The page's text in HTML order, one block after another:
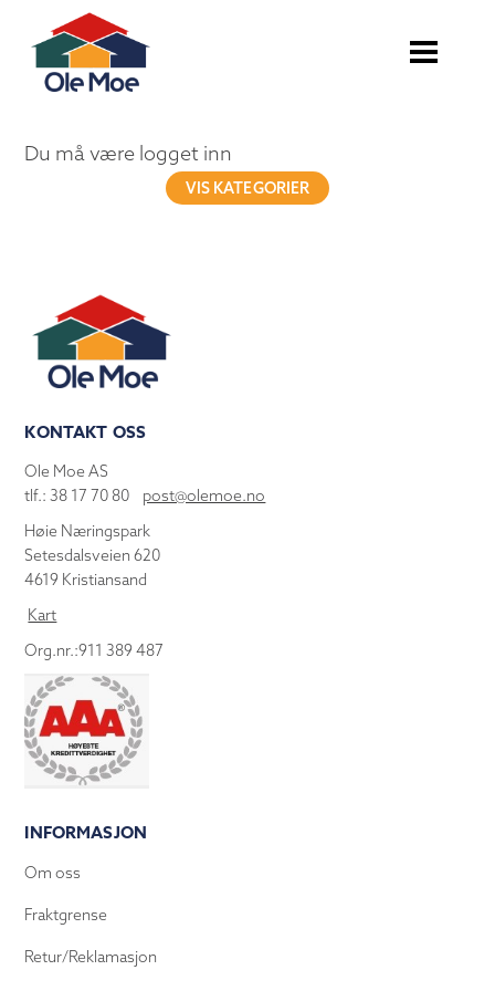
Du må være logget inn
VIS KATEGORIER
KONTAKT OSS
Ole Moe AS
tlf.: 38 17 70 80 post@olemoe.no
Høie Næringspark
Setesdalsveien 620
4619 Kristiansand
Kart
Org.nr.:911 389 487
INFORMASJON
Om oss
Fraktgrense
Retur/Reklamasjon